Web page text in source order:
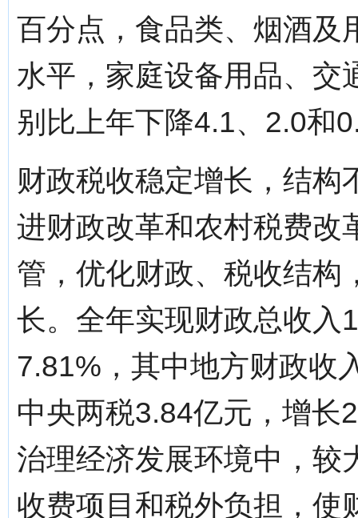
百分点，食品类、烟酒及
水平，家庭设备用品、交
别比上年下降4.1、2.0和
财政税收稳定增长，结构
进财政改革和农村税费改
管，优化财政、税收结构
长。全年实现财政总收入
7.81%，其中地方财政收
中央两税3.84亿元，增长
治理经济发展环境中，较
收费项目和税外负担，使